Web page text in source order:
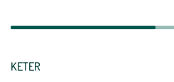
KETER
Mettre
Mettre